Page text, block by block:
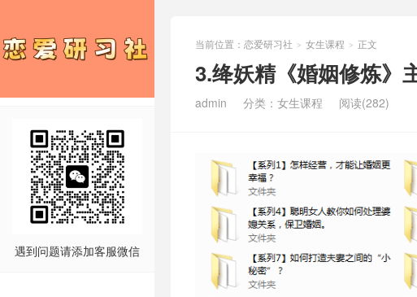
遇到问题请添加客服微信
当前位置： 恋爱研习社 > 女生课程 > 正文
3.绛妖精《婚姻修炼》
admin 分类： 女生课程 阅读(282)